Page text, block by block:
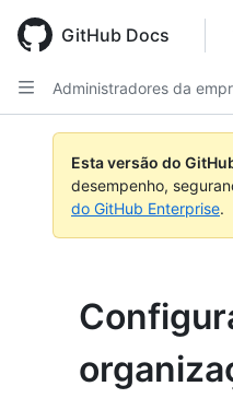
main
content
GitHub Docs
Administradores da
Esta versão do
desempenho,
do GitHub Enterprise.